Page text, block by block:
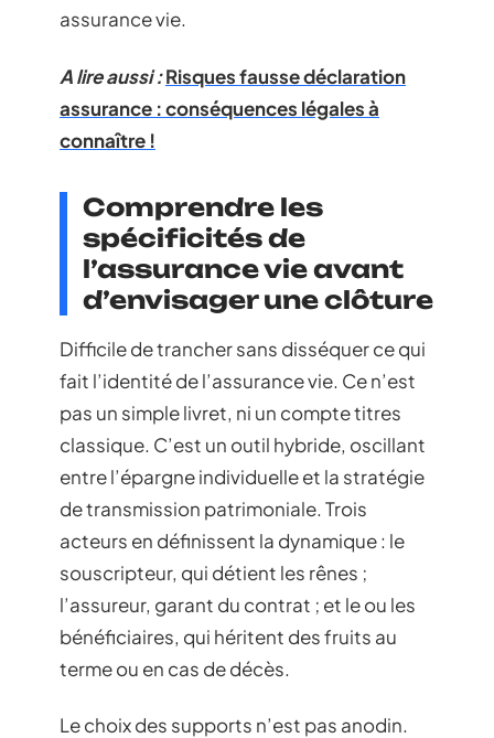
assurance vie.
A lire aussi :Risques fausse déclaration
assurance : conséquences légales à
connaître !
Comprendre les
spécificités de
l’assurance vie avant
d’envisager une clôture
Difficile de trancher sans disséquer ce qui
fait l’identité de l’assurance vie. Ce n’est
pas un simple livret, ni un compte titres
classique. C’est un outil hybride, oscillant
entre l’épargne individuelle et la stratégie
de transmission patrimoniale. Trois
acteurs en définissent la dynamique : le
souscripteur, qui détient les rênes ;
l’assureur, garant du contrat ; et le ou les
bénéficiaires, qui héritent des fruits au
terme ou en cas de décès.
Le choix des supports n’est pas anodin.